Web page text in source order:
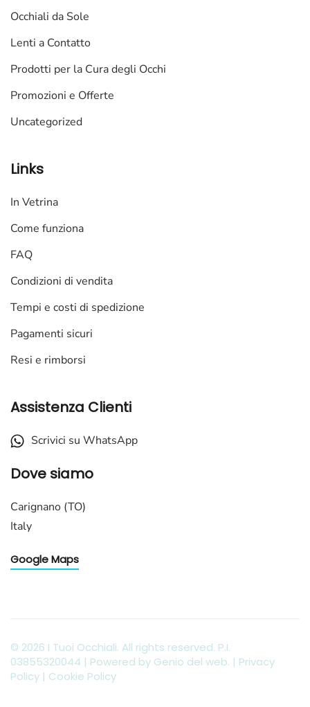
Occhiali da Sole
Lenti a Contatto
Prodotti per la Cura degli Occhi
Promozioni e Offerte
Uncategorized
Links
In Vetrina
Come funziona
FAQ
Condizioni di vendita
Tempi e costi di spedizione
Pagamenti sicuri
Resi e rimborsi
Assistenza Clienti
Scrivici su WhatsApp
Dove siamo
Carignano (TO)
Italy
Google Maps
© 2026 I Tuoi Occhiali. All rights reserved. P.I.
03855320044 | Powered by Genio del web. | Privacy
Policy | Cookie Policy